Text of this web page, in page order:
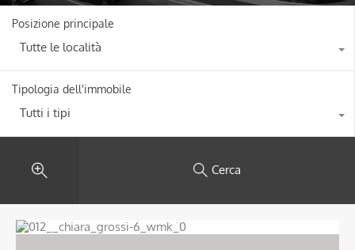
Posizione principale
Tutte le località
Tipologia dell'immobile
Tutti i tipi
Cerca